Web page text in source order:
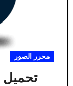
محرر الصور